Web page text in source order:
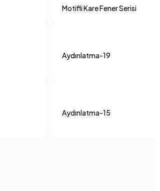
Motifli Kare Fener Serisi
Aydınlatma-19
Aydınlatma-15